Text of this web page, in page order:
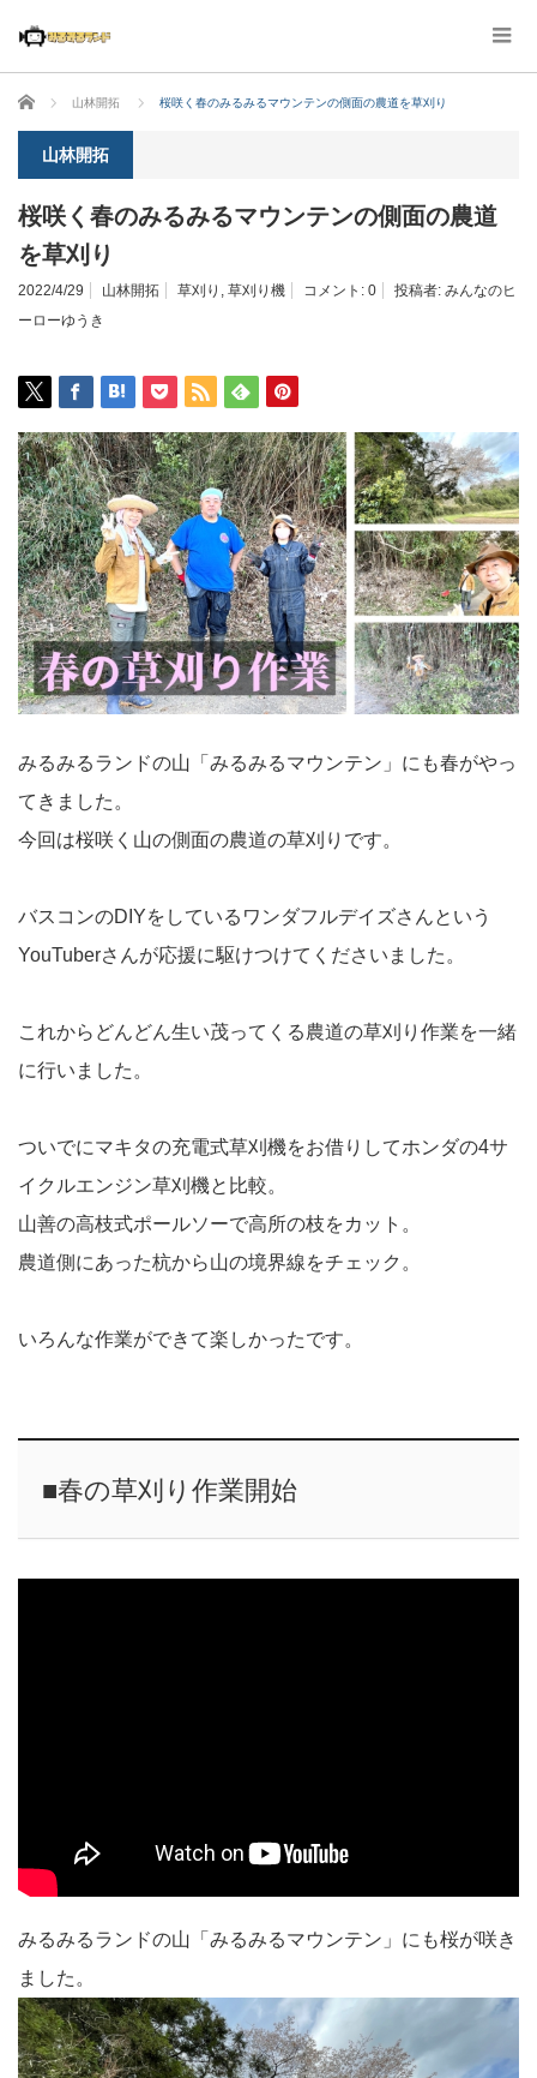
ホーム 山林開拓 桜咲く春のみるみるマウンテンの側面の農道を草刈り
山林開拓
桜咲く春のみるみるマウンテンの側面の農道
を草刈り
2022/4/29 山林開拓 草刈り , 草刈り機 コメント: 0 投稿者: みんなのヒ
ーローゆうき
みるみるランドの山「みるみるマウンテン」にも春がやっ
てきました。
今回は桜咲く山の側面の農道の草刈りです。
バスコンのDIYをしているワンダフルデイズさんという
YouTuberさんが応援に駆けつけてくださいました。
これからどんどん生い茂ってくる農道の草刈り作業を一緒
に行いました。
ついでにマキタの充電式草刈機をお借りしてホンダの4サ
イクルエンジン草刈機と比較。
山善の高枝式ポールソーで高所の枝をカット。
農道側にあった杭から山の境界線をチェック。
いろんな作業ができて楽しかったです。
■春の草刈り作業開始
みるみるランドの山「みるみるマウンテン」にも桜が咲き
ました。